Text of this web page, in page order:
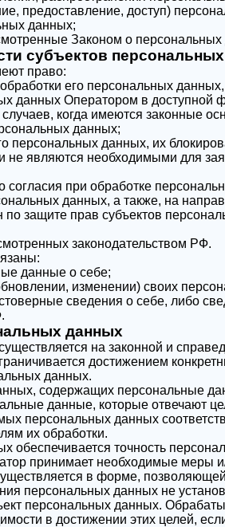
предоставление, доступ)
данных;
Законом о
субъектов
право:
его персональных
данных Оператором в
когда имеются законные
данных;
персональных данных, их
не являются необходимыми для
при обработке
данных, а также, на
защите прав субъектов
законодательством РФ.
данные о себе;
изменении) своих
сведения о себе, либо
данных
на законной и
достижением
данных.
содержащих персональные
данные, которые отвечают
персональных данных
их обработки.
обеспечивается точность
принимает необходимые меры
в форме,
персональных данных не
персональных данных.
в достижении этих целей,